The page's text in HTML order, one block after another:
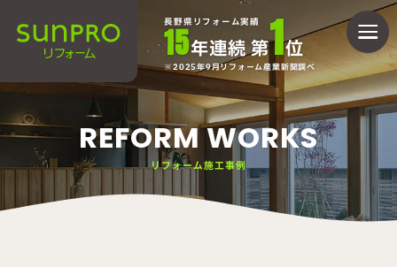
長野県リフォーム実績
15年連続 第1位
2025年9月リフォーム産業新聞調べ
REFORM WORKS
リフォーム施工事例